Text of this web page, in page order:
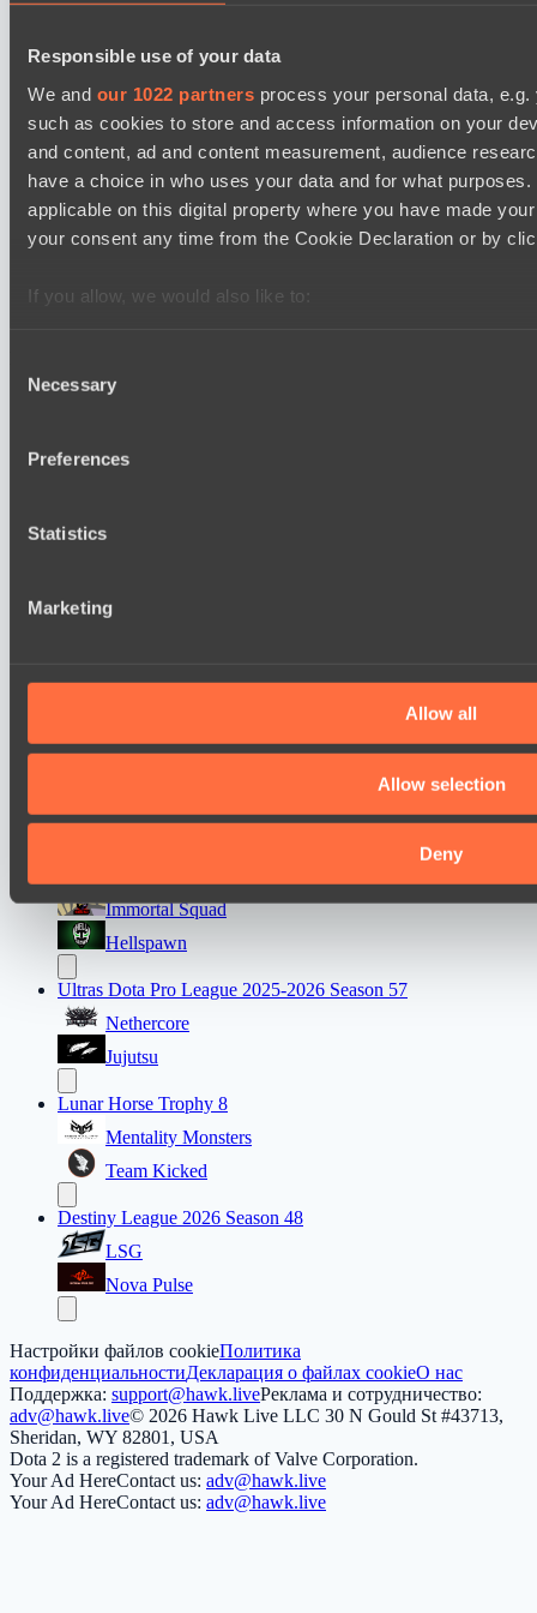
Responsible use of your data
We and our 1022 partners process your personal data,
such as cookies to store and access information on your
and content, ad and content measurement, audience
have a choice in who uses your data and for what
applicable on this digital property where you have made
your consent any time from the Cookie Declaration or by
If you allow, we would also like to:
Identify your device by actively scanning it for
section
our traffic. We also share information about your use of our
Selection
Necessary
Preferences
Statistics
Marketing
Allow all
Allow selection
Deny
No Hoodwink
EPL Masters I
12:00
Ilbirs eSports
BO3
Night Force
Asgard Championship Season 1
Team Syntax
Jujutsu
Wiser Warriors
Immortal Squad
Hellspawn
Ultras Dota Pro League 2025-2026 Season 57
Nethercore
Jujutsu
Lunar Horse Trophy 8
Mentality Monsters
Team Kicked
Destiny League 2026 Season 48
LSG
Nova Pulse
Настройки файлов cookieПолитика
конфиденциальностиДекларация о файлах cookieО нас
Поддержка: support@hawk.liveРеклама и сотрудничество:
adv@hawk.live© 2026 Hawk Live LLC 30 N Gould St #43713,
Sheridan, WY 82801, USA
Dota 2 is a registered trademark of Valve Corporation.
Your Ad HereContact us: adv@hawk.live
Your Ad HereContact us: adv@hawk.live